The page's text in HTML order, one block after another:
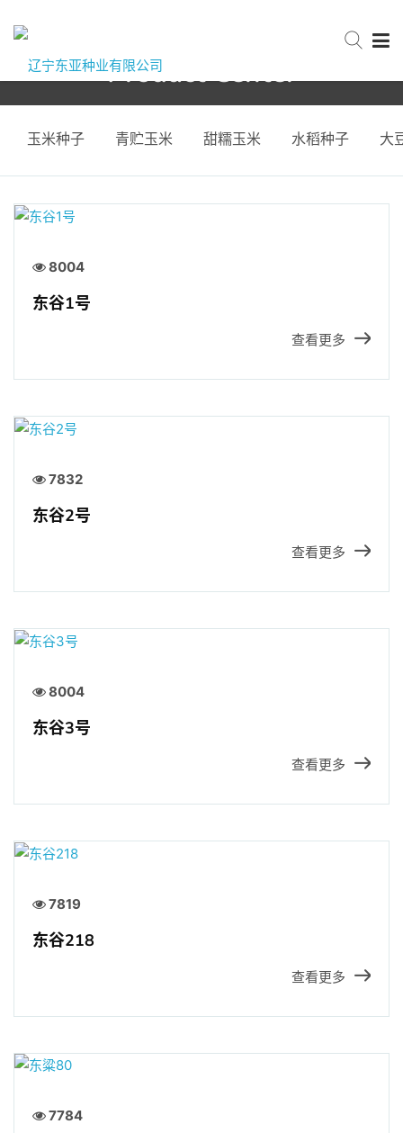
关于东亚
产品中心
招贤纳士
Product Center
玉米种子
青贮玉米 甜糯玉米 水稻种子 大
8004
东谷1号
查看更多
7832
东谷2号
查看更多
8004
东谷3号
查看更多
7819
东谷218
查看更多
7784